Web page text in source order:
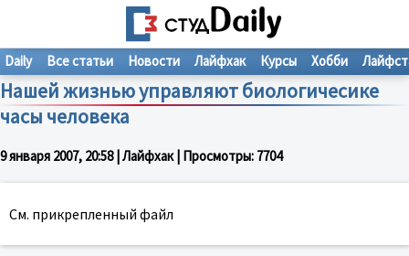
Нашей жизнью управляют биологичесике
часы человека
9 января 2007, 20:58| Лайфхак | Просмотры: 7704
Daily Все статьи Новости Лайфхак Курсы Хобби
См. прикрепленный файл